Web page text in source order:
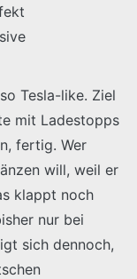
Tesla-like. Ziel
mit Ladestopps
fertig. Wer
will, weil er
klappt noch
nur bei
sich dennoch,